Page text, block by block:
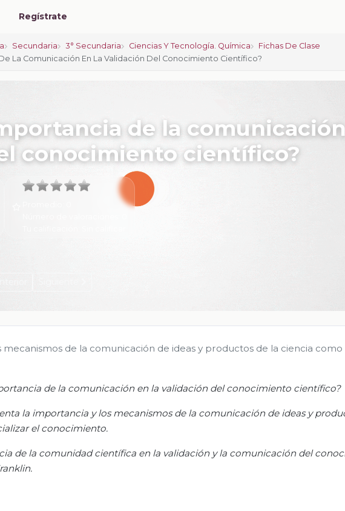
Regístrate
Secundaria 3° Secundaria Ciencias Y Tecnología. Química
Fichas De Clase
La Comunicación En La Validación Del Conocimiento Científico?
de la
conocimiento científico?
de la comunicación de ideas y productos de la ciencia
de la comunicación en la validación del conocimiento científico?
la importancia y los mecanismos de la comunicación de ideas y
el conocimiento.
de la comunidad científica en la validación y la comunicación del